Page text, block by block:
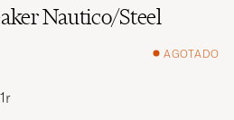
Nautico/Steel
AGOTADO